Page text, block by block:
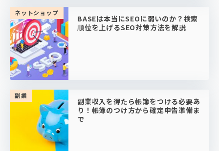
ネットショップ
BASEは本当にSEOに弱いのか？検索
順位を上げるSEO対策方法を解説
副業
副業収入を得たら帳簿をつける必要あ
り！帳簿のつけ方から確定申告準備ま
で